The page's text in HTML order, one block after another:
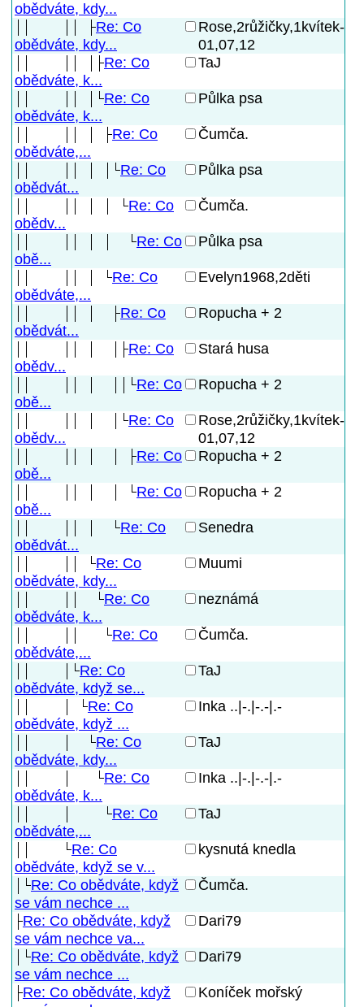
obědváte, kdy...
Re: Co
obědváte, kdy...
Rose,2růžičky,1kvítek-
01,07,12
Re: Co
obědváte, k...
TaJ
Re: Co
obědváte, k...
Půlka psa
Re: Co
obědváte,...
Čumča.
Re: Co
obědvát...
Půlka psa
Re: Co
obědv...
Čumča.
Re: Co
obě...
Půlka psa
Re: Co
obědváte,...
Evelyn1968,2děti
Re: Co
obědvát...
Ropucha + 2
Re: Co
obědv...
Stará husa
Re: Co
obě...
Ropucha + 2
Re: Co
obědv...
Rose,2růžičky,1kvítek-
01,07,12
Re: Co
obě...
Ropucha + 2
Re: Co
obě...
Ropucha + 2
Re: Co
obědvát...
Senedra
Re: Co
obědváte, kdy...
Muumi
Re: Co
obědváte, k...
neznámá
Re: Co
obědváte,...
Čumča.
Re: Co
obědváte, když se...
TaJ
Re: Co
obědváte, když ...
Inka ..|-.|-.-|.-
Re: Co
obědváte, kdy...
TaJ
Re: Co
obědváte, k...
Inka ..|-.|-.-|.-
Re: Co
obědváte,...
TaJ
Re: Co
obědváte, když se v...
kysnutá knedla
Re: Co obědváte, když
se vám nechce ...
Čumča.
Re: Co obědváte, když
se vám nechce va...
Dari79
Re: Co obědváte, když
se vám nechce ...
Dari79
Re: Co obědváte, když
Koníček mořský